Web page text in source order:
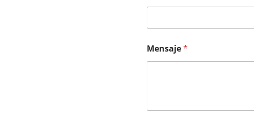
Mensaje*